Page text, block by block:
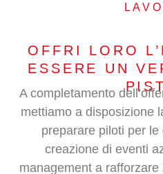
OFFRI LORO
ESSERE UN
A completamento
mettiamo a disposizione
preparare piloti per
creazione di eventi
management a